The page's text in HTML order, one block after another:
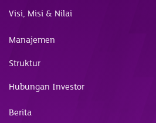
Visi, Misi & Nilai
Manajemen
Struktur
Hubungan Investor
Berita